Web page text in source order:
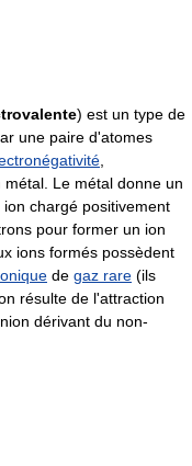
) est un type de
une paire d'atomes
métal. Le métal donne un
chargé positivement
pour former un ion
ions formés possèdent
de gaz rare (ils
résulte de l'attraction
dérivant du non-